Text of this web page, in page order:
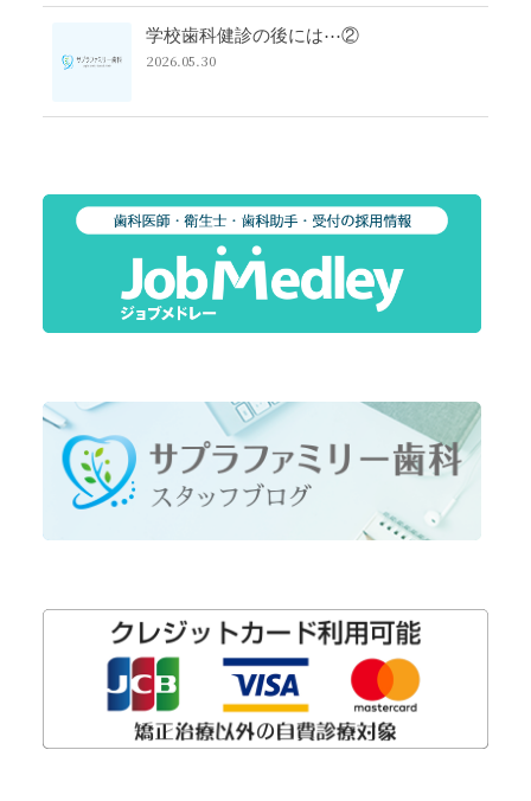
学校歯科健診の後には⋯②
2026.05.30